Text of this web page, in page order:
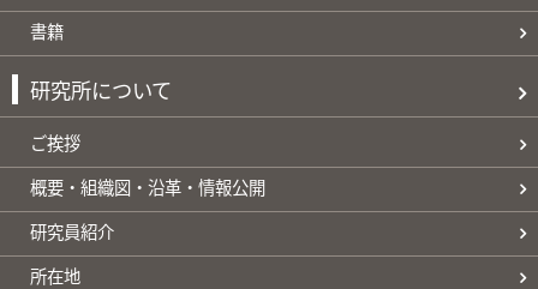
書籍
研究所について
ご挨拶
概要・組織図・沿革・情報公開
研究員紹介
所在地